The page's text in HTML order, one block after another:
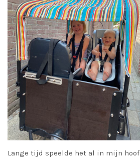
Lange tijd speelde het al in mijn